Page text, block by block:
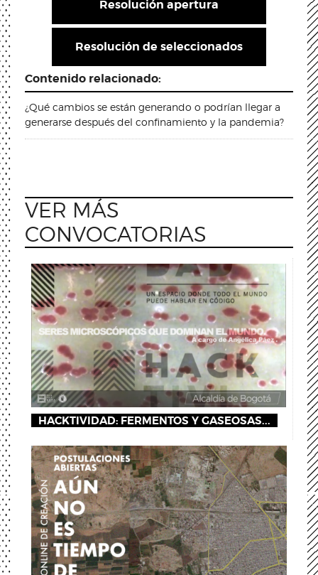
Resolución apertura
Resolución de seleccionados
Contenido relacionado:
¿Qué cambios se están generando o podrían llegar a
generarse después del confinamiento y la pandemia?
VER MÁS
CONVOCATORIAS
HACKTIVIDAD: FERMENTOS Y GASEOSAS...